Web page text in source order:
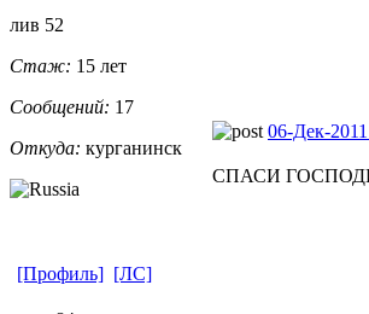
лив 52
Стаж: 15 лет
Сообщений: 17
Откуда: курганинск
06-Дек-2011
СПАСИ
[Профиль] [ЛС]